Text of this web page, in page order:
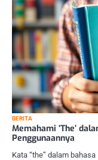
BERITA
Memahami ‘The’
Penggunaannya
Kata “the” dalam